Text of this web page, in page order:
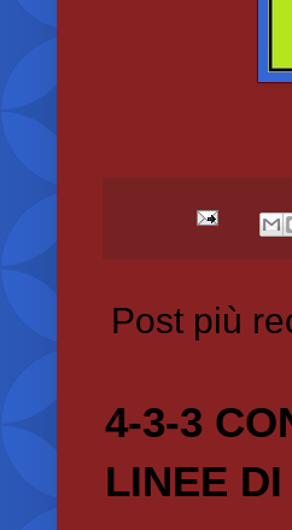
Post più
4-3-3
LINEE